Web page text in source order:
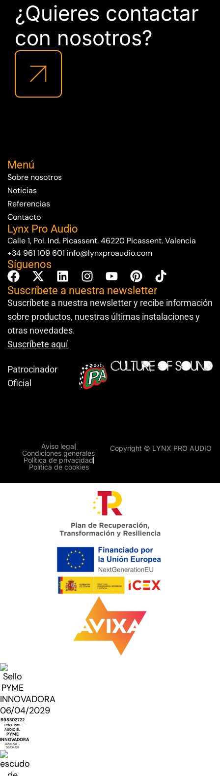
¿Quieres contactar
con nosotros?
Menú
Sobre nosotros
Noticias
Referencias
Contacto
Lynx Pro Audio
Calle 1, Pol. Ind. Picassent. 46220 Picassent. Valencia
+34 961 109 601 info@lynxproaudio.com
Síguenos
Suscríbete a nuestra newsletter
Suscríbete a nuestra newsletter y recibe información
sobre productos, nuestras últimas instalaciones y
otras novedades.
Suscríbete aquí
Patrocinador
Oficial
Copyright © LYNX PRO AUDIO
Aviso legal
Condiciones generales
Política de privacidad
Política de cookies
B98302722
LYNX PRO
AUDIO SL
PYME
INNOVADORA
07/04/26 -
06/04/29